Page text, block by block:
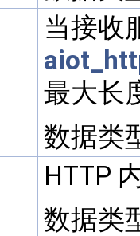
当接收
最大长
数据类
HTTP
数据类